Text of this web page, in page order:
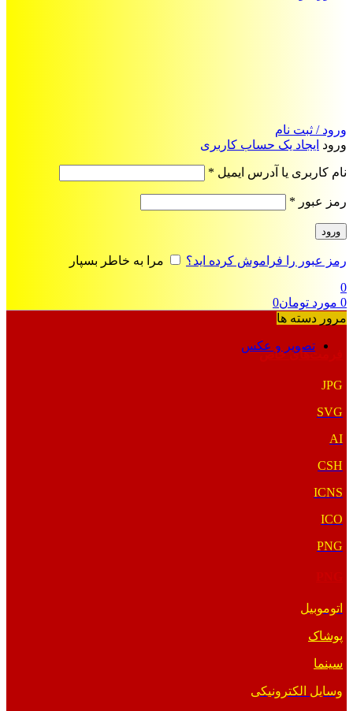
ورود / ثبت نام
ورود ایجاد یک حساب کاربری
نام کاربری یا آدرس ایمیل *
رمز عبور *
ورود
رمز عبور را فراموش کرده اید؟
مرا به خاطر بسپار
0
0 مورد تومان0
مرور دسته ها
تصویر و عکس
فرمت‌های خاص
JPG
SVG
AI
CSH
ICNS
ICO
PNG
اتوموبیل
پوشاک
سینما
وسایل الکترونیکی